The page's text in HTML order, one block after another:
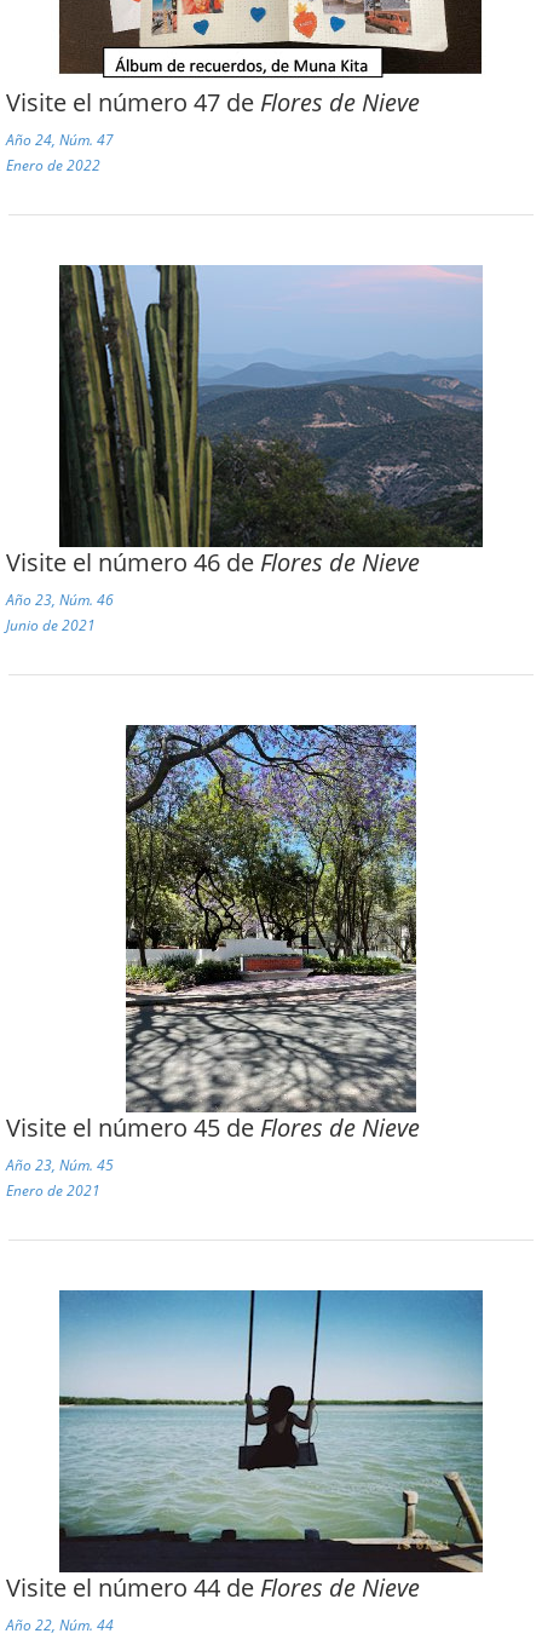
Visite el número 47 de Flores de Nieve
Año 24, Núm. 47
Enero de 2022
Visite el número 46 de Flores de Nieve
Año 23, Núm. 46
Junio de 2021
Visite el número 45 de Flores de Nieve
Año 23, Núm. 45
Enero de 2021
Visite el número 44 de Flores de Nieve
Año 22, Núm. 44